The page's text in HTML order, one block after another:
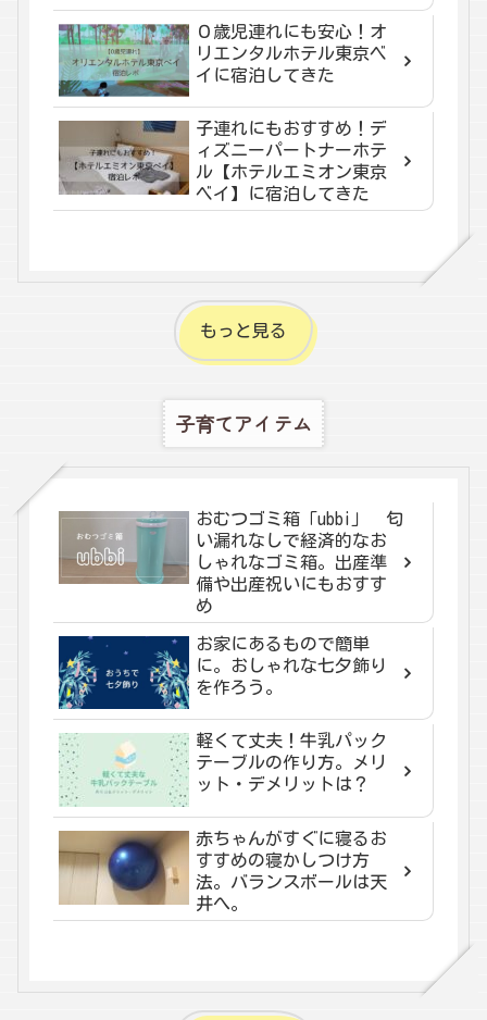
０歳児連れにも安心！オ
リエンタルホテル東京ベ
イに宿泊してきた
子連れにもおすすめ！デ
ィズニーパートナーホテ
ル【ホテルエミオン東京
ベイ】に宿泊してきた
もっと見る
子育てアイテム
おむつゴミ箱「ubbi」 匂
い漏れなしで経済的なお
しゃれなゴミ箱。出産準
備や出産祝いにもおすす
め
お家にあるもので簡単
に。おしゃれな七夕飾り
を作ろう。
軽くて丈夫！牛乳パック
テーブルの作り方。メリ
ット・デメリットは？
赤ちゃんがすぐに寝るお
すすめの寝かしつけ方
法。バランスボールは天
井へ。